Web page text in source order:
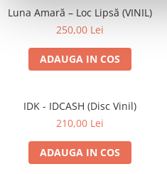
Luna Amară – Loc Lipsă (VINIL)
250,00 Lei
ADAUGA IN COS
IDK - IDCASH (Disc Vinil)
210,00 Lei
ADAUGA IN COS